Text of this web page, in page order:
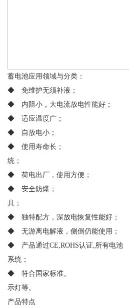
蓄电池应用领域与分类：
◆ 免维护无须补液； ●
◆ 内阻小，大电流放电性能好
◆ 适应温度广； ● 安
◆ 自放电小； ● 应
◆ 使用寿命长； ● 电
统；
◆ 荷电出厂，使用方便； ●
◆ 安全防爆； ● 电
具；
◆ 独特配方，深放电恢复性能好
◆ 无游离电解液，侧倒仍能使用
◆ 产品通过CE,ROHS认证,所有
系统；
◆ 符合国家标准。 ● 巡
示灯等。
产品特点